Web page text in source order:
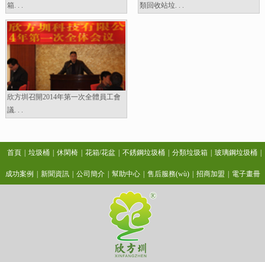
箱. . .
類回收站垃. . .
欣方圳召開2014年第一次全體員工會
議. . .
首頁 | 垃圾桶 | 休閑椅 | 花箱/花盆 | 不銹鋼垃圾桶 | 分類垃圾箱 | 玻璃鋼垃圾桶 |
成功案例 | 新聞資訊 | 公司簡介 | 幫助中心 | 售后服務(wù) | 招商加盟 | 電子畫冊